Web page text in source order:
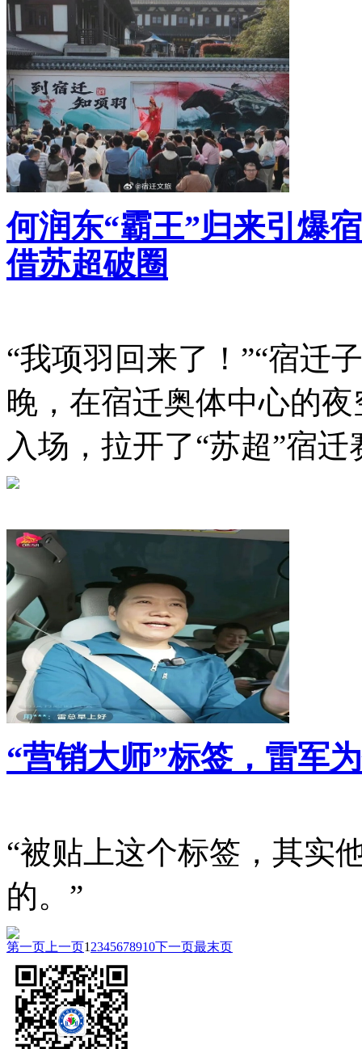
何润东“霸王”归来引爆
借苏超破圈
“我项羽回来了！”“宿迁
晚，在宿迁奥体中心的
入场，拉开了“苏超”宿
“营销大师”标签，雷军
“被贴上这个标签，其实
的。”
第一页 上一页1 2345678910下一页最末页